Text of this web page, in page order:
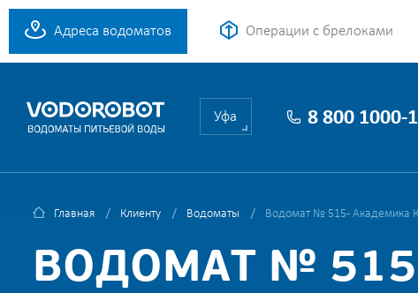
Адреса водоматов Операции с брелоками
Уфа 8 800 1000-
Главная Клиенту Водоматы Водомат № 515 - Академика
ВОДОМАТ №